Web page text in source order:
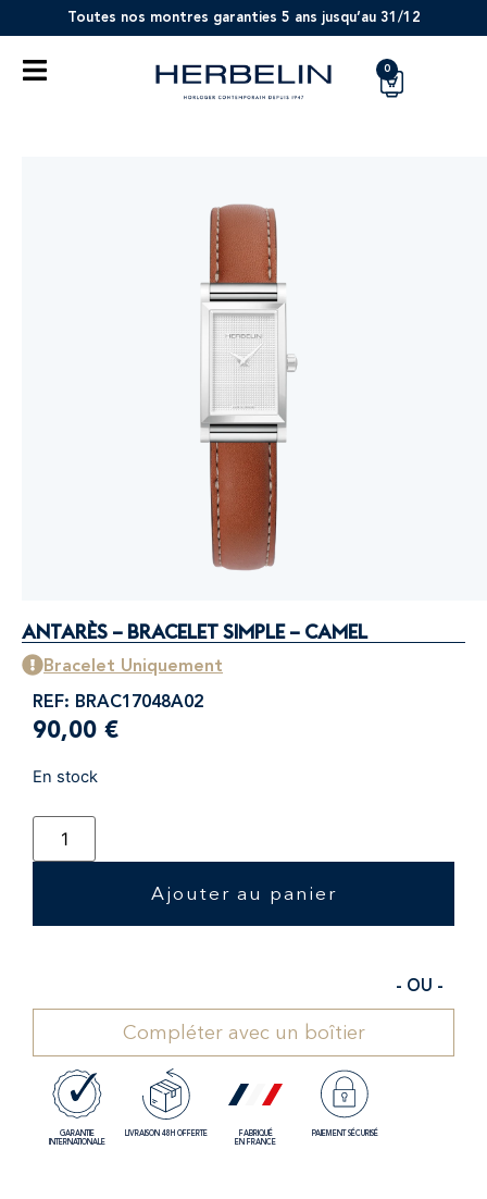
Toutes nos montres garanties 5 ans jusqu’au 31/12
0
ANTARÈS – BRACELET SIMPLE – CAMEL
Bracelet Uniquement
REF: BRAC17048A02
90,00 €
En stock
Ajouter au panier
- OU -
Compléter avec un boîtier
GARANTIE
INTERNATIONALE
LIVRAISON 48H OFFERTE
FABRIQUÉ
EN FRANCE
PAIEMENT SÉCURISÉ